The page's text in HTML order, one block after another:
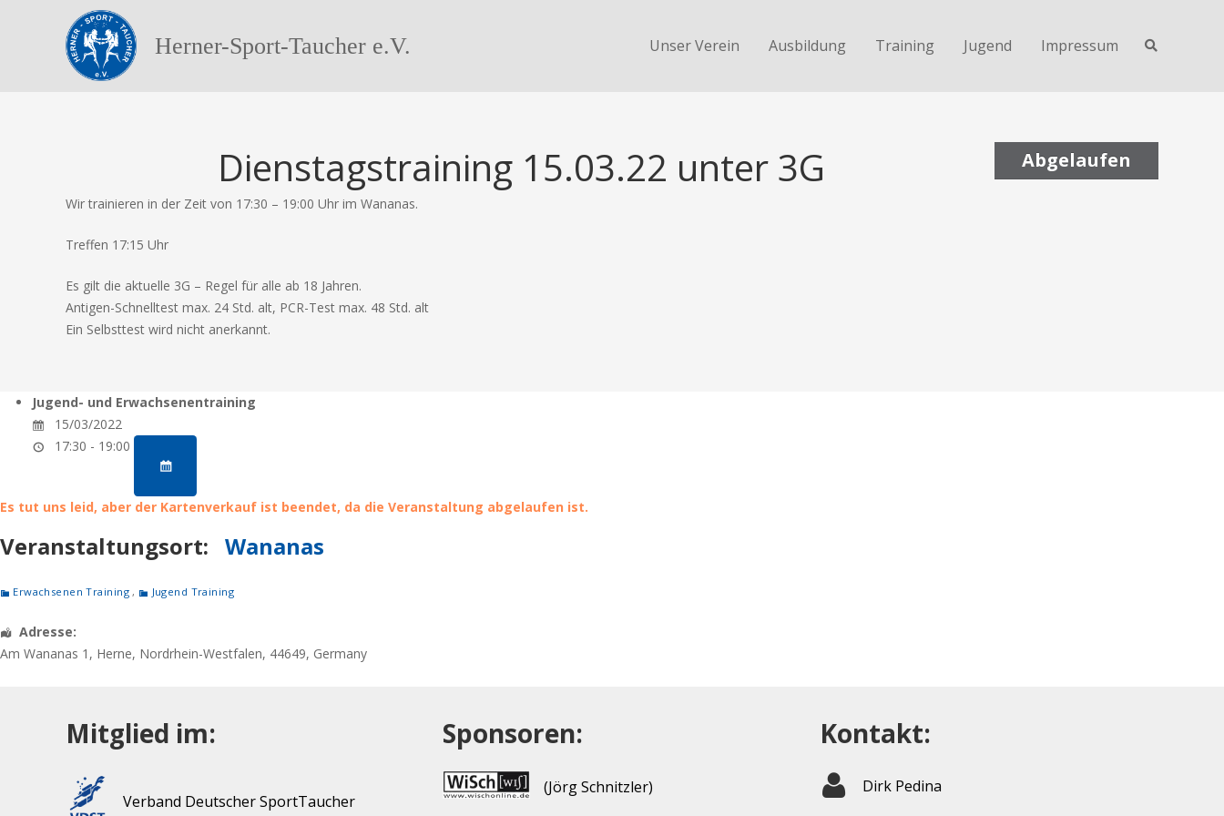
Herner-Sport-Taucher e.V. Unser Verein Ausbildung Training Jugend Impressum
Abgelaufen
Dienstagstraining 15.03.22 unter 3G
Wir trainieren in der Zeit von 17:30 – 19:00 Uhr im Wananas.
Treffen 17:15 Uhr
Es gilt die aktuelle 3G – Regel für alle ab 18 Jahren.
Antigen-Schnelltest max. 24 Std. alt, PCR-Test max. 48 Std. alt
Ein Selbsttest wird nicht anerkannt.
Jugend- und Erwachsenentraining
15/03/2022
17:30 - 19:00
Es tut uns leid, aber der Kartenverkauf ist beendet, da die Veranstaltung abgelaufen ist.
Veranstaltungsort: Wananas
Erwachsenen Training, Jugend Training
Adresse:
Am Wananas 1 , Herne, Nordrhein-Westfalen, 44649, Germany
Mitglied im:
Verband Deutscher SportTaucher
Sponsoren:
(Jörg Schnitzler)
Kontakt:
Dirk Pedina